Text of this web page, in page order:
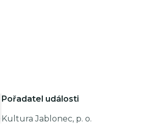
Pořadatel události
Kultura Jablonec, p. o.